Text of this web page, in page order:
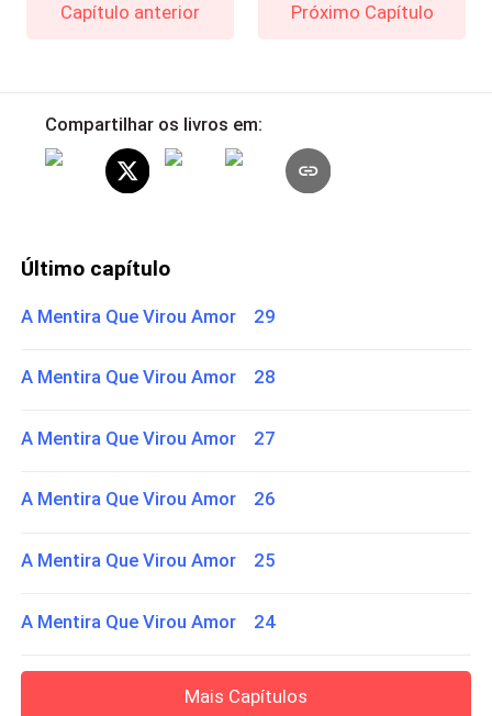
Capítulo anterior Próximo Capítulo
Compartilhar os livros em:
Último capítulo
A Mentira Que Virou Amor 29
A Mentira Que Virou Amor 28
A Mentira Que Virou Amor 27
A Mentira Que Virou Amor 26
A Mentira Que Virou Amor 25
A Mentira Que Virou Amor 24
Mais Capítulos